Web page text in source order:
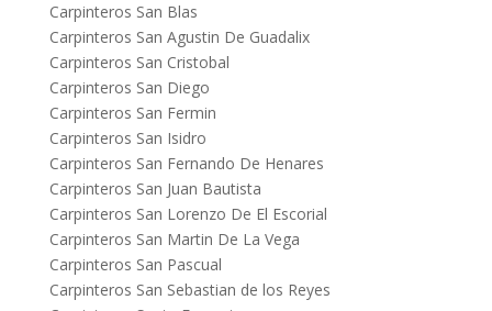
Carpinteros San Blas
Carpinteros San Agustin De Guadalix
Carpinteros San Cristobal
Carpinteros San Diego
Carpinteros San Fermin
Carpinteros San Isidro
Carpinteros San Fernando De Henares
Carpinteros San Juan Bautista
Carpinteros San Lorenzo De El Escorial
Carpinteros San Martin De La Vega
Carpinteros San Pascual
Carpinteros San Sebastian de los Reyes